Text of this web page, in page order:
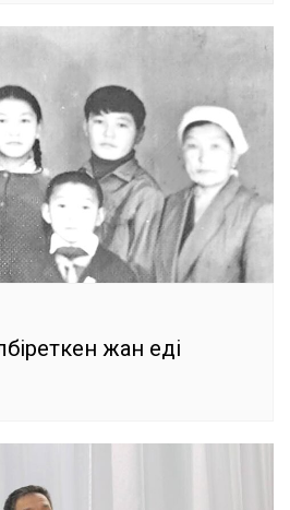
жан еді